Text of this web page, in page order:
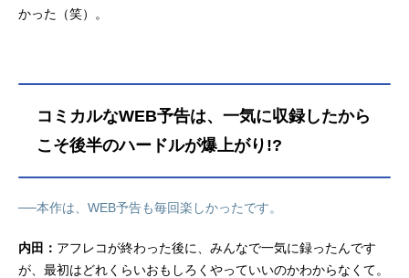
かった（笑）。
コミカルなWEB予告は、一気に収録したから
こそ後半のハードルが爆上がり!?
──本作は、WEB予告も毎回楽しかったです。
内田： アフレコが終わった後に、みんなで一気に録ったんです
が、最初はどれくらいおもしろくやっていいのかわからなくて。